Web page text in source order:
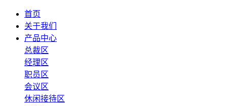
首页
关于我们
产品中心
总裁区
经理区
职员区
会议区
休闲接待区